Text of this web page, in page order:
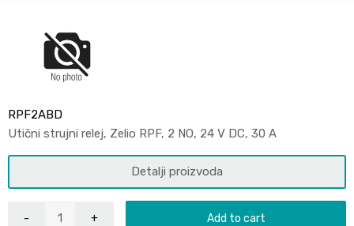
RPF2ABD
Utični strujni relej, Zelio RPF, 2 NO, 24 V DC, 30 A
Detalji proizvoda
Add to cart